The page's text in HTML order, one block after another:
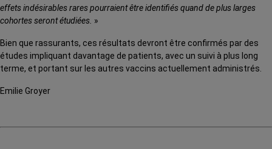
effets indésirables rares pourraient être identifiés quand de plus larges
cohortes seront étudiées. »
Bien que rassurants, ces résultats devront être confirmés par des
études impliquant davantage de patients, avec un suivi à plus long
terme, et portant sur les autres vaccins actuellement administrés.
Emilie Groyer